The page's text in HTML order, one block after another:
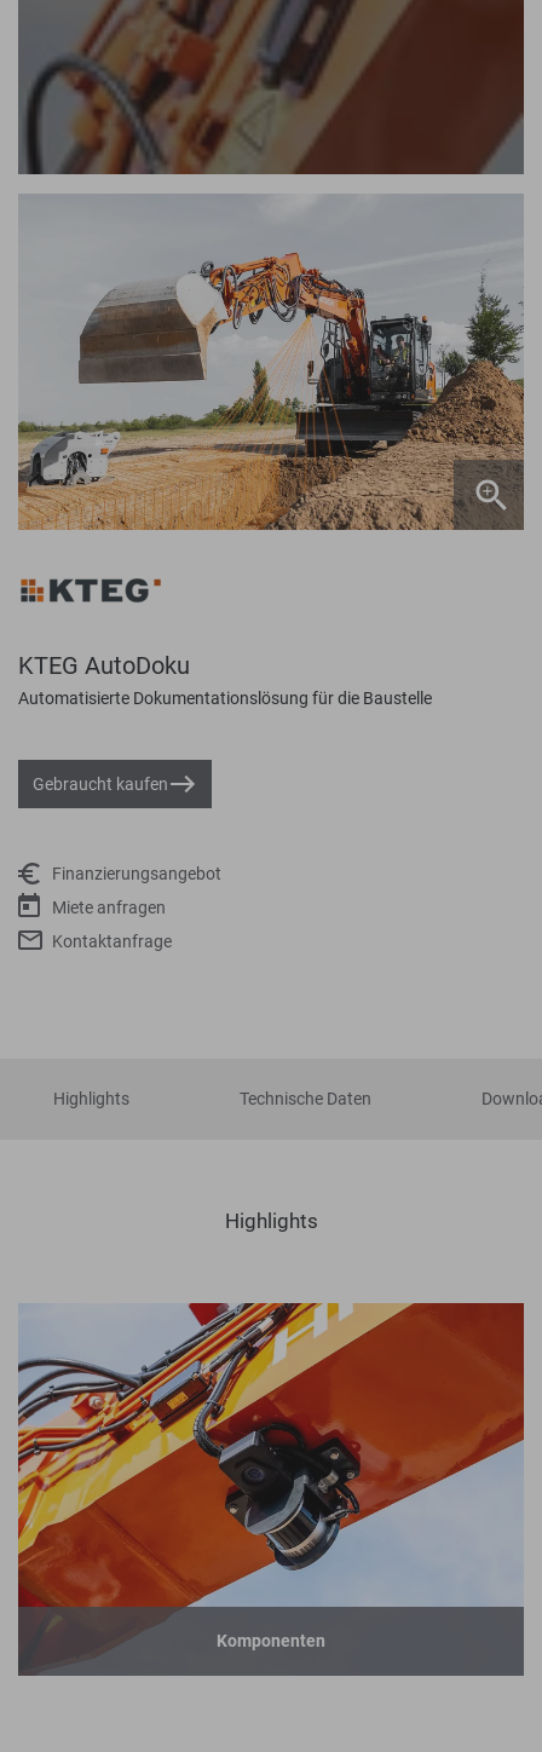
KTEG AutoDoku
Automatisierte Dokumentationslösung für die Baustelle
Gebraucht kaufen
Finanzierungsangebot
Miete anfragen
Kontaktanfrage
Highlights Technische Daten
Highlights
Komponenten